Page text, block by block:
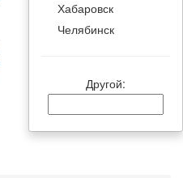
Хабаровск
Челябинск
Другой: